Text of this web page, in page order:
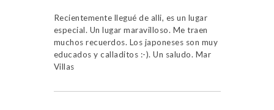
Recientemente llegué de alli, es un lugar
especial. Un lugar maravilloso. Me traen
muchos recuerdos. Los japoneses son muy
educados y calladitos :-). Un saludo. Mar
Villas